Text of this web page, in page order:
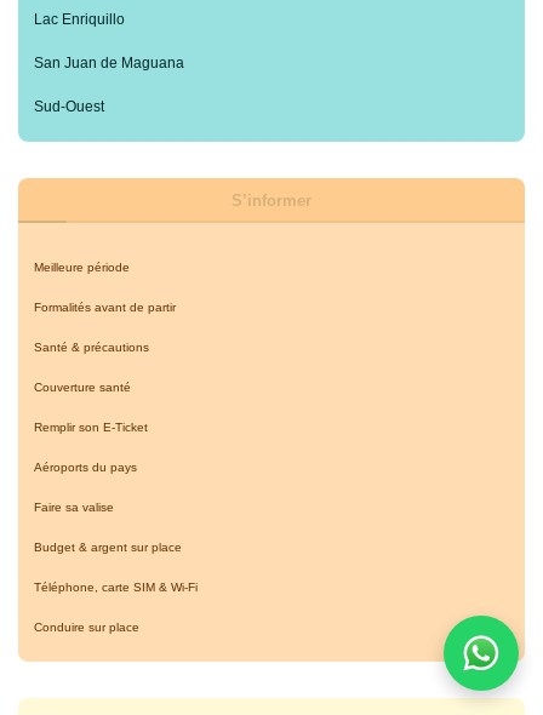
Lac Enriquillo
San Juan de Maguana
Sud-Ouest
S’informer
Meilleure période
Formalités avant de partir
Santé & précautions
Couverture santé
Remplir son E-Ticket
Aéroports du pays
Faire sa valise
Budget & argent sur place
Téléphone, carte SIM & Wi-Fi
Conduire sur place